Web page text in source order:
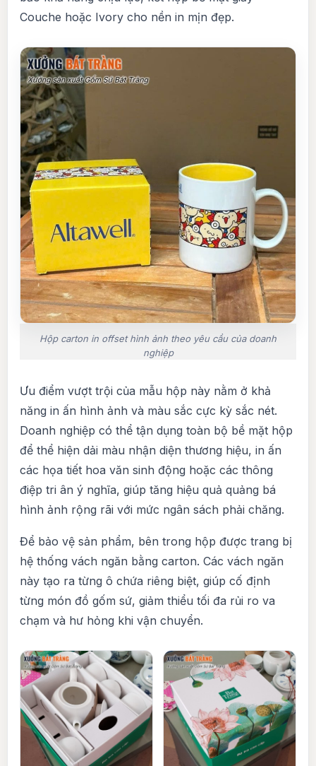
Couche hoặc Ivory cho nền in mịn đẹp.
Hộp carton in offset hình ảnh theo yêu cầu của doanh
nghiệp
Ưu điểm vượt trội của mẫu hộp này nằm ở khả
năng in ấn hình ảnh và màu sắc cực kỳ sắc nét.
Doanh nghiệp có thể tận dụng toàn bộ bề mặt hộp
để thể hiện dải màu nhận diện thương hiệu, in ấn
các họa tiết hoa văn sinh động hoặc các thông
điệp tri ân ý nghĩa, giúp tăng hiệu quả quảng bá
hình ảnh rộng rãi với mức ngân sách phải chăng.
Để bảo vệ sản phẩm, bên trong hộp được trang bị
hệ thống vách ngăn bằng carton. Các vách ngăn
này tạo ra từng ô chứa riêng biệt, giúp cố định
từng món đồ gốm sứ, giảm thiểu tối đa rủi ro va
chạm và hư hỏng khi vận chuyển.